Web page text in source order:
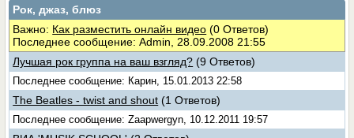
Рок, джаз, блюз
Важно: Как разместить онлайн видео (0 Ответов)
Последнее сообщение: Admin, 28.09.2008 21:55
Лучшая рок группа на ваш взгляд? (9 Ответов)
Последнее сообщение: Карин, 15.01.2013 22:58
The Beatles - twist and shout (1 Ответов)
Последнее сообщение: Zaapwergyn, 10.12.2011 19:57